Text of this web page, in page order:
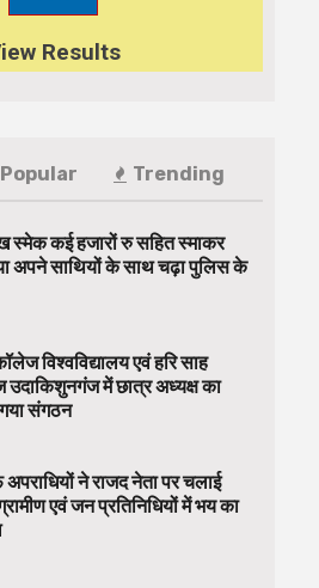
Results
Popular Trending
स्मेक कई हजारों रु सहित स्माकर
अपने साथियों के साथ चढ़ा पुलिस के
विश्वविद्यालय एवं हरि साह
में छात्र अध्यक्ष का
संगठन
ने राजद नेता पर चलाई
एवं जन प्रतिनिधियों में भय का